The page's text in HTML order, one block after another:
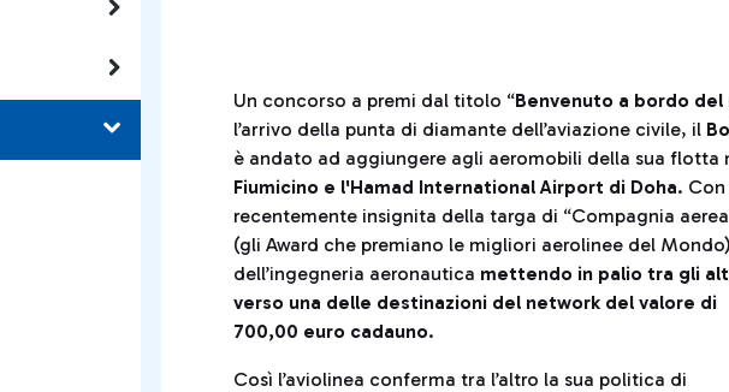
Un concorso a premi dal titolo “Benvenuto a bordo del
l’arrivo della punta di diamante dell’aviazione civile, il
è andato ad aggiungere agli aeromobili della sua flotta
Fiumicino e l'Hamad International Airport di Doha.
recentemente insignita della targa di “Compagnia
(gli Award che premiano le migliori aerolinee del
dell’ingegneria aeronautica mettendo in palio tra gli
verso una delle destinazioni del network del valore di
700,00 euro cadauno.
Così l’aviolinea conferma tra l’altro la sua politica di